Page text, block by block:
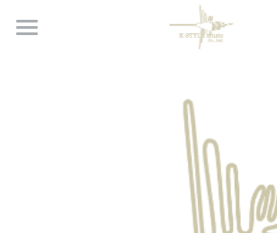
K-STYLE music ARTISTS
K-STYLE USED GUITARS